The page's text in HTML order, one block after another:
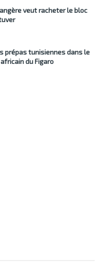
veut racheter le bloc
prépas tunisiennes dans le
du Figaro